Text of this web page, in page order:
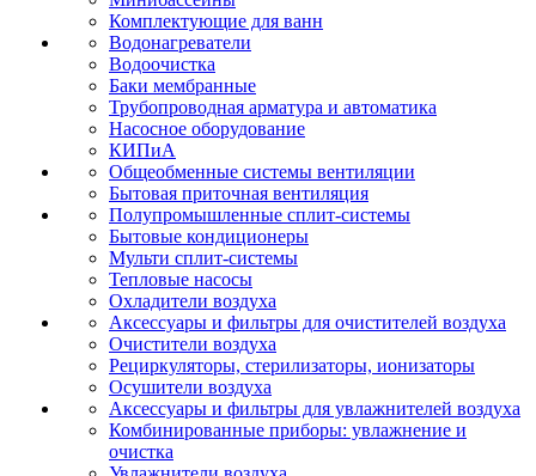
Комплектующие для ванн
Водонагреватели
Водоочистка
Баки мембранные
Трубопроводная арматура и автоматика
Насосное оборудование
КИПиА
Общеобменные системы вентиляции
Бытовая приточная вентиляция
Полупромышленные сплит-системы
Бытовые кондиционеры
Мульти сплит-системы
Тепловые насосы
Охладители воздуха
Аксессуары и фильтры для очистителей воздуха
Очистители воздуха
Рециркуляторы, стерилизаторы, ионизаторы
Осушители воздуха
Аксессуары и фильтры для увлажнителей воздуха
Комбинированные приборы: увлажнение и
очистка